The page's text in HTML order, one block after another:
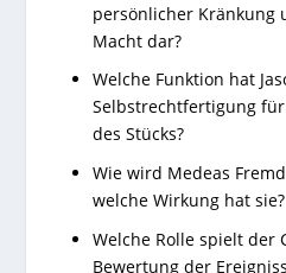
persönlicher Kränkung
Macht dar?
Welche Funktion hat
Selbstrechtfertigung
des Stücks?
Wie wird Medeas
welche Wirkung hat sie?
Welche Rolle spielt der
Bewertung der